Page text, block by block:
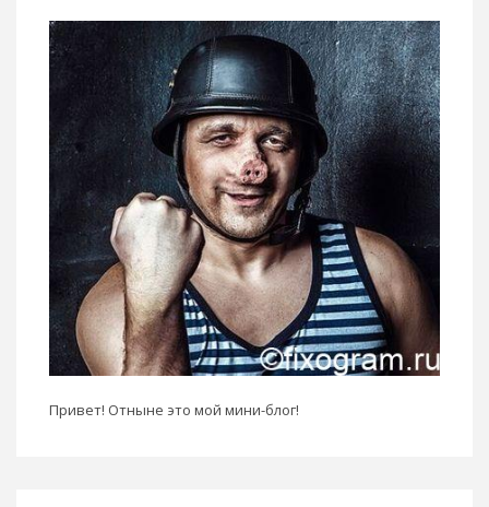
Привет! Отныне это мой мини-блог!